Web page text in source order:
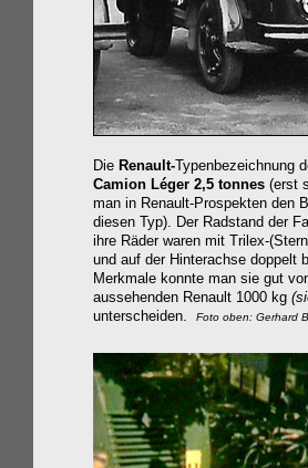
Die Renault-Typenbezeichnung
Camion Léger 2,5 tonnes (erst
man in Renault-Prospekten den
diesen Typ). Der Radstand der
ihre Räder waren mit Trilex-
und auf der Hinterachse doppelt
Merkmale konnte man sie gut
aussehenden Renault 1000 kg
unterscheiden.
Foto oben: Gerhard